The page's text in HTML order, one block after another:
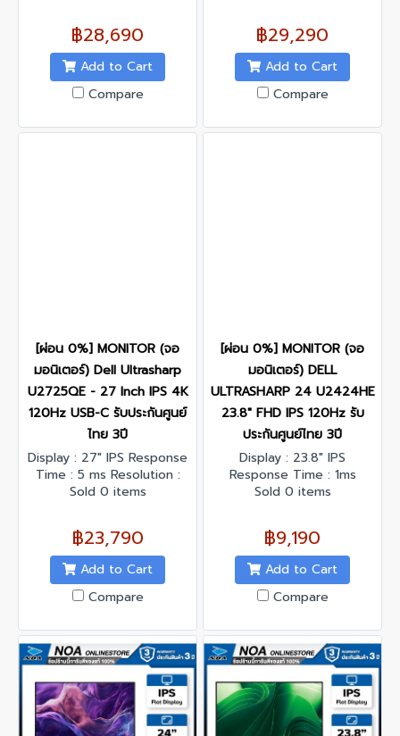
฿28,690
Add to Cart
Compare
Interface : DisplayPort x 2,
HDMI x 1
฿29,290
Add to Cart
Compare
[ผ่อน 0%] MONITOR (จอ
มอนิเตอร์) Dell Ultrasharp
U2725QE - 27 Inch IPS 4K
120Hz USB-C รับประกันศูนย์
ไทย 3ปี
Display : 27" IPS Response
Time : 5 ms Resolution :
3840 x 2160 @120 Hz
Interface : DisplayPort x 1,
HDMI x 1
Sold 0 items
฿23,790
Add to Cart
Compare
[ผ่อน 0%] MONITOR (จอ
มอนิเตอร์) DELL
ULTRASHARP 24 U2424HE
23.8" FHD IPS 120Hz รับ
ประกันศูนย์ไทย 3ปี
Display : 23.8" IPS
Response Time : 1ms
Resolution : 1920 x 1080
1000:1 Interface :
DisplayPort x 1, HDMI x 1,
USB Type-C x 1
Sold 0 items
฿9,190
Add to Cart
Compare